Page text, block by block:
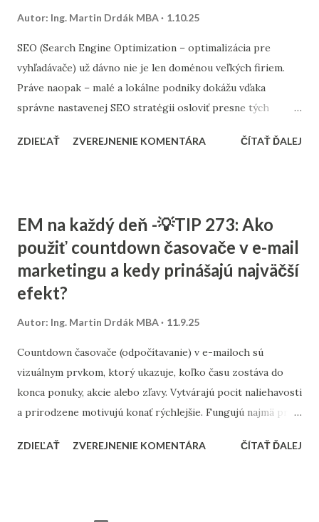
Autor: Ing. Martin Drdák MBA 1.10.25
SEO (Search Engine Optimization – optimalizácia pre
vyhľadávače) už dávno nie je len doménou veľkých firiem.
Práve naopak – malé a lokálne podniky dokážu vďaka
správne nastavenej SEO stratégii osloviť presne tých
ako nastaviť SEO tak, aby fungovalo aj pri menšom
osloviť zákazníkov z celého Slovenska alebo len z vášho
mesta? Výskum kľúčových slov – zistite, čo ľudia hľadajú.
Namiesto všeobecných výrazov typu „kaviareň“ skúste
„kaviareň Bratislava Staré Mesto“ alebo „zdravé obedy
firmy vo vašom segmente. ➡️ Viac sa tejto téme venujeme v
článku: „Ako nájsť správne kľúčové slová pre malé firmy“ 2.
On-page SEO (čo viete spraviť priamo na webe) Tu ide o
úpravu obsahu a technických prvko...
ZDIEĽAŤ ZVEREJNENIE KOMENTÁRA ČÍTAŤ ĎALEJ
EM na každý deň -💡TIP 273: Ako
použiť countdown časovače v e-mail
marketingu a kedy prinášajú najväčší
efekt?
Autor: Ing. Martin Drdák MBA 11.9.25
Countdown časovače (odpočítavanie) v e-mailoch sú
vizuálnym prvkom, ktorý ukazuje, koľko času zostáva do
konca ponuky, akcie alebo zľavy. Vytvárajú pocit naliehavosti
a prirodzene motivujú konať rýchlejšie. Fungujú najmä pri
doručení do Vianoc alebo posledných hodinách platnosti
ZDIEĽAŤ ZVEREJNENIE KOMENTÁRA ČÍTAŤ ĎALEJ